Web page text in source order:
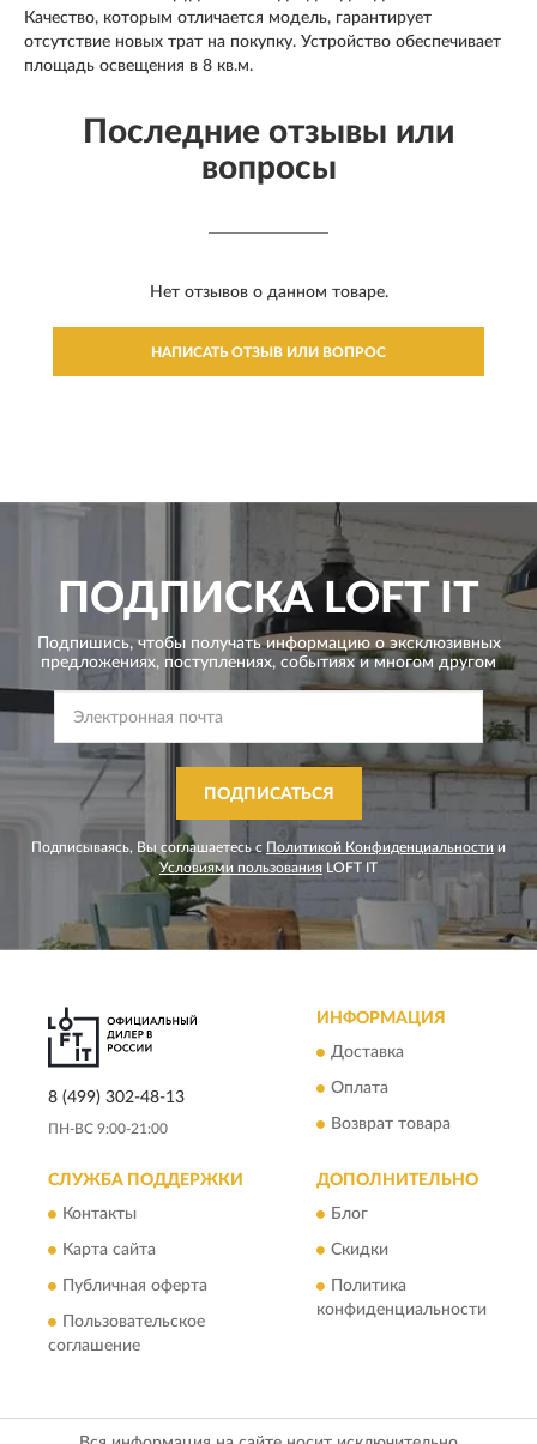
Качество, которым отличается модель, гарантирует
отсутствие новых трат на покупку. Устройство обеспечивает
площадь освещения в 8 кв.м.
Последние отзывы или
вопросы
Нет отзывов о данном товаре.
НАПИСАТЬ ОТЗЫВ ИЛИ ВОПРОС
ПОДПИСКАLOFT IT
Подпишись, чтобы получать информацию о эксклюзивных
предложениях, поступлениях, событиях и многом другом
ПОДПИСАТЬСЯ
Подписываясь, Вы соглашаетесь с Политикой Конфиденциальности и
Условиями пользования LOFT IT
8 (499) 302-48-13
ПН-ВС 9:00-21:00
ИНФОРМАЦИЯ
Доставка
Оплата
Возврат товара
СЛУЖБА ПОДДЕРЖКИ
Контакты
Карта сайта
Публичная оферта
Пользовательское
соглашение
ДОПОЛНИТЕЛЬНО
Блог
Скидки
Политика
конфиденциальности